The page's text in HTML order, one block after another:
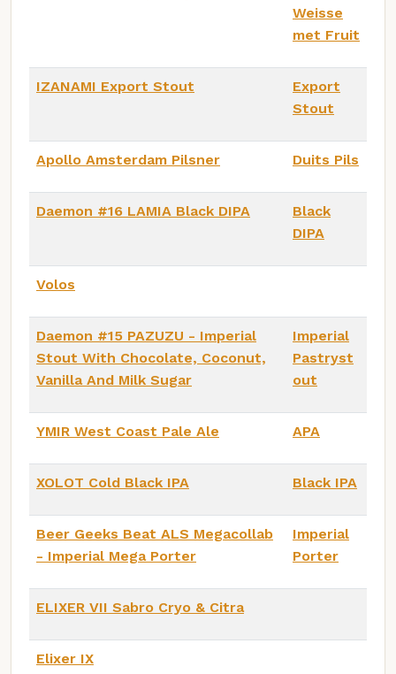
Weisse
met Fruit
IZANAMI Export Stout
Export
Stout
Apollo Amsterdam Pilsner Duits Pils
Daemon #16 LAMIA Black DIPA
Black
DIPA
Volos
Daemon #15 PAZUZU - Imperial
Stout With Chocolate, Coconut,
Vanilla And Milk Sugar
Imperial
Pastryst
out
YMIR West Coast Pale Ale APA
XOLOT Cold Black IPA Black IPA
Beer Geeks Beat ALS Megacollab
- Imperial Mega Porter
Imperial
Porter
ELIXER VII Sabro Cryo & Citra
Elixer IX